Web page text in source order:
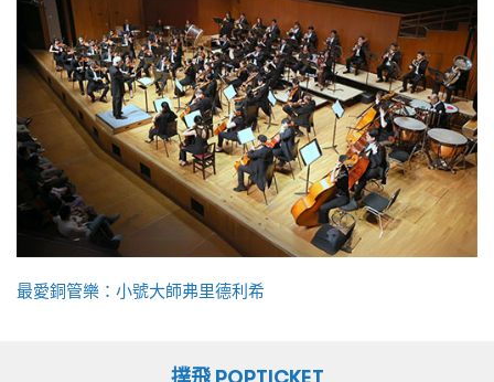
最愛銅管樂：小號大師弗里德利希